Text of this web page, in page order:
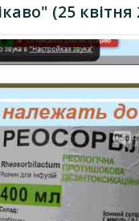
(25 квітня